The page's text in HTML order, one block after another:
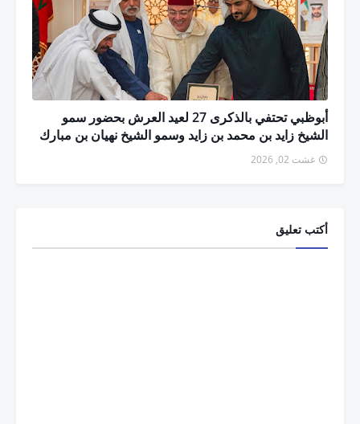
أبوظبي تحتفي بالذكرى 27 لعيد العرش بحضور سمو
الشيخ زايد بن محمد بن زايد وسمو الشيخ نهيان بن مبارك
غشت 02, 2026
أكتب تعليق